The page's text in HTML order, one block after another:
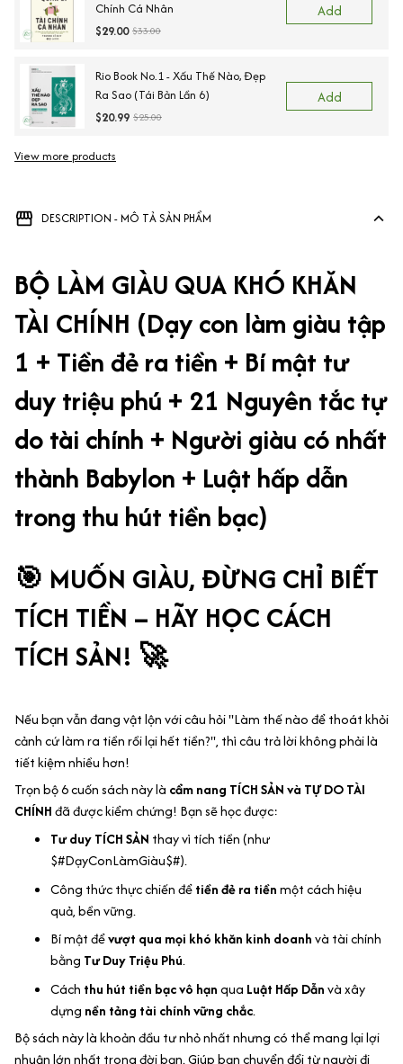
Chính Cá Nhân
$29.00 $33.00
Add
Rio Book No.1 - Xấu Thế Nào, Đẹp
Ra Sao (Tái Bản Lần 6)
$20.99 $25.00
Add
View more products
DESCRIPTION - MÔ TẢ SẢN PHẨM
BỘ LÀM GIÀU QUA KHÓ KHĂN
TÀI CHÍNH (Dạy con làm giàu tập
1 + Tiền đẻ ra tiền + Bí mật tư
duy triệu phú + 21 Nguyên tắc tự
do tài chính + Người giàu có nhất
thành Babylon + Luật hấp dẫn
trong thu hút tiền bạc)
🎯 MUỐN GIÀU, ĐỪNG CHỈ BIẾT
TÍCH TIỀN – HÃY HỌC CÁCH
TÍCH SẢN! 🚀
Nếu bạn vẫn đang vật lộn với câu hỏi "Làm thế nào để thoát khỏi
cảnh cứ làm ra tiền rồi lại hết tiền?", thì câu trả lời không phải là
tiết kiệm nhiều hơn!
Trọn bộ 6 cuốn sách này là cẩm nang TÍCH SẢN và TỰ DO TÀI
CHÍNHđã được kiểm chứng! Bạn sẽ học được:
Tư duy TÍCH SẢN thay vì tích tiền (như
$#DạyConLàmGiàu$#).
Công thức thực chiến đểtiền đẻ ra tiềnmột cách hiệu
quả, bền vững.
Bí mật đểvượt qua mọi khó khăn kinh doanhvà tài chính
bằng Tư Duy Triệu Phú.
Cách thu hút tiền bạc vô hạnqua Luật Hấp Dẫnvà xây
dựng nền tảng tài chính vững chắc.
Bộ sách này là khoản đầu tư nhỏ nhất nhưng có thể mang lại lợi
nhuận lớn nhất trong đời bạn. Giúp bạn chuyển đổi từ người đi